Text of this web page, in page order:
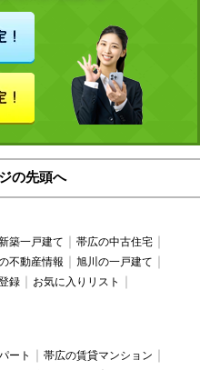
の先頭へ
築一戸建て
帯広の中古住宅
不動産情報
旭川の一戸建て
録
お気に入りリスト
ート
帯広の賃貸マンション